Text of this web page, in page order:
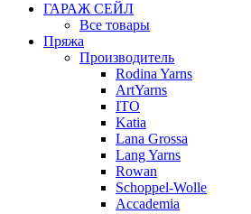
ГАРАЖ СЕЙЛ
Все товары
Пряжа
Производитель
Rodina Yarns
ArtYarns
ITO
Katia
Lana Grossa
Lang Yarns
Rowan
Schoppel-Wolle
Accademia